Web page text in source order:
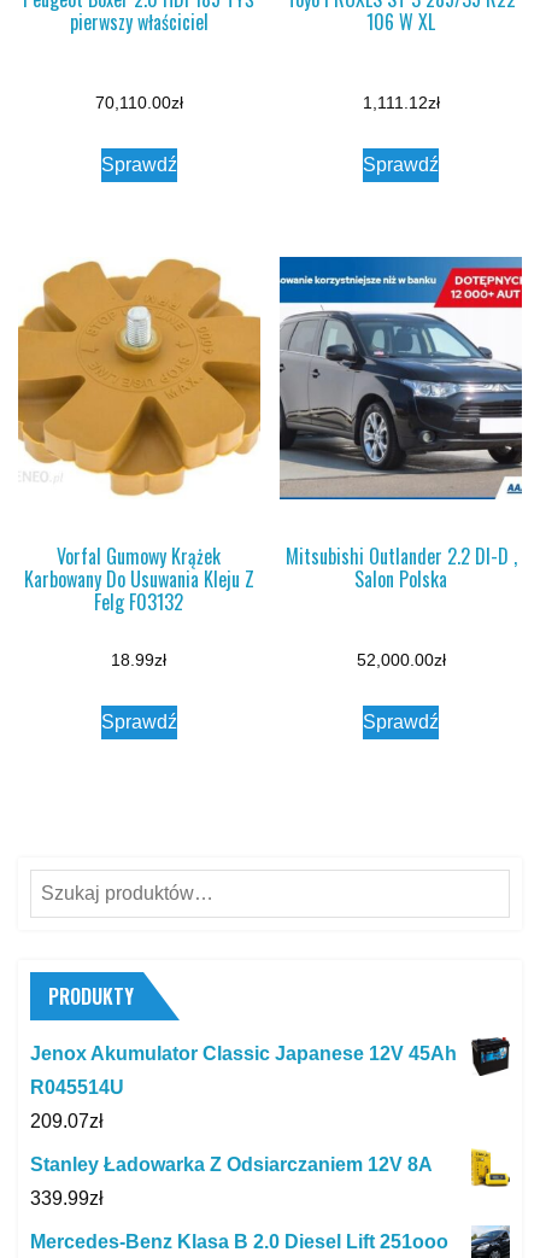
pierwszy właściciel
70,110.00zł
Sprawdź
106 W XL
1,111.12zł
Sprawdź
Vorfal Gumowy Krążek
Karbowany Do Usuwania Kleju Z
Felg F03132
18.99zł
Sprawdź
Mitsubishi Outlander 2.2 DI-D ,
Salon Polska
52,000.00zł
Sprawdź
Szukaj:
PRODUKTY
Jenox Akumulator Classic Japanese 12V 45Ah
R045514U
209.07zł
Stanley Ładowarka Z Odsiarczaniem 12V 8A
339.99zł
Mercedes-Benz Klasa B 2.0 Diesel Lift 251ooo